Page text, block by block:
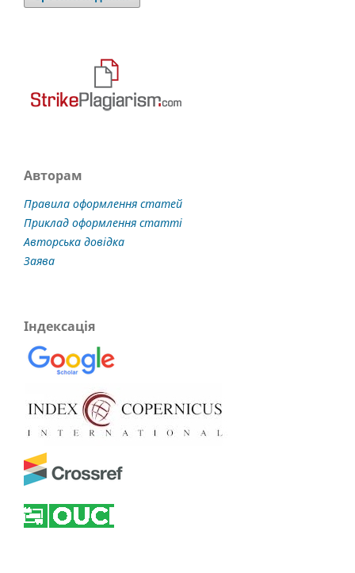
Авторам
Правила оформлення статей
Приклад оформлення статті
Авторська довідка
Заява
Індексація